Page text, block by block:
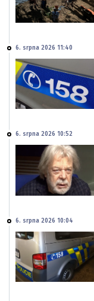
6. srpna 2026 11:40
6. srpna 2026 10:52
6. srpna 2026 10:04